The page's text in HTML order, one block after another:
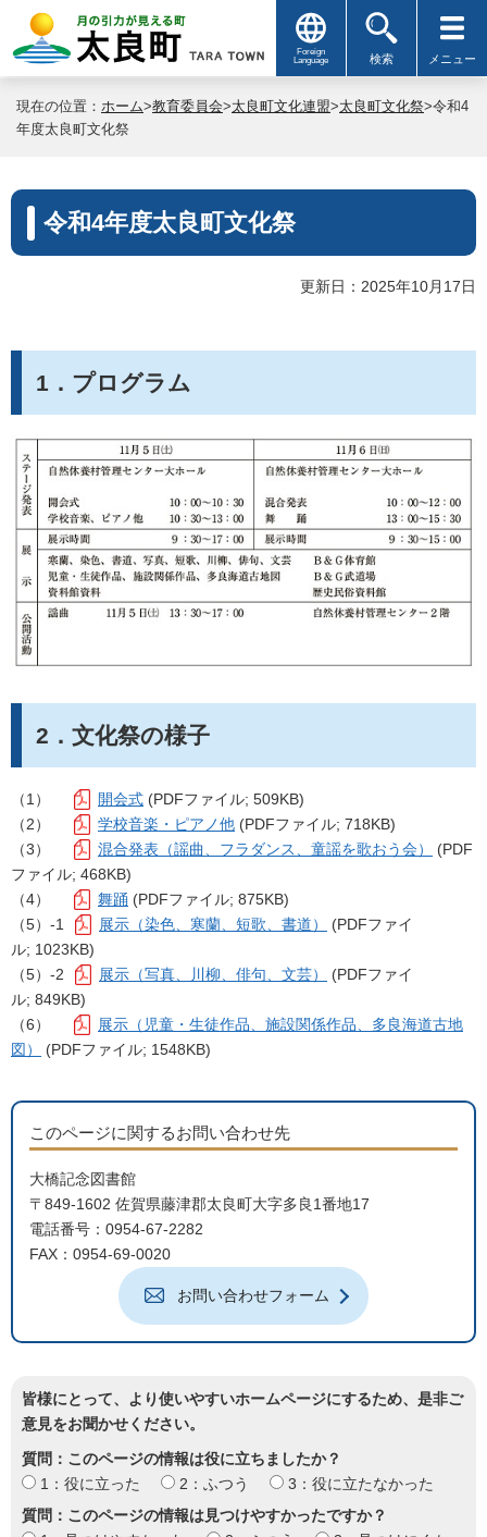
Foreign
Language
検索 メニュー
現在の位置： ホーム>教育委員会>太良町文化連盟>太良町文化祭>令和4
年度太良町文化祭
令和4年度太良町文化祭
更新日：2025年10月17日
1．プログラム
2．文化祭の様子
（1） 開会式 (PDFファイル; 509KB)
（2）
学校音楽・ピアノ他 (PDFファイル; 718KB)
（3）
混合発表（謡曲、フラダンス、童謡を歌おう会）
(PDF
ファイル; 468KB)
（4）
舞踊 (PDFファイル; 875KB)
（5）-1
展示（染色、寒蘭、短歌、書道）
(PDFファイ
ル; 1023KB)
（5）-2
展示（写真、川柳、俳句、文芸）
(PDFファイ
ル; 849KB)
（6）
展示（児童・生徒作品、施設関係作品、多良海道古地
図）
(PDFファイル; 1548KB)
このページに関するお問い合わせ先
大橋記念図書館
〒849-1602 佐賀県藤津郡太良町大字多良1番地17
電話番号：0954-67-2282
FAX：0954-69-0020
お問い合わせフォーム
皆様にとって、より使いやすいホームページにするため、是非ご
意見をお聞かせください。
質問：このページの情報は役に立ちましたか？
1：役に立った
2：ふつう
3：役に立たなかった
質問：このページの情報は見つけやすかったですか？